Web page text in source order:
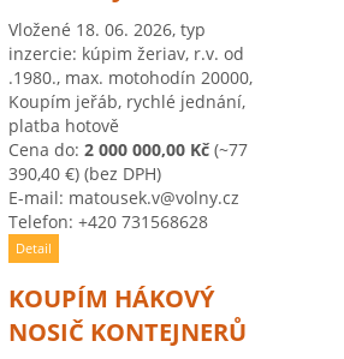
Vložené 18. 06. 2026, typ
inzercie: kúpim žeriav, r.v. od
.1980., max. motohodín 20000,
Koupím jeřáb, rychlé jednání,
platba hotově
Cena do: 2 000 000,00 Kč (~77
390,40 €) (bez DPH)
E-mail: matousek.v@volny.cz
Telefon: +420 731568628
Detail
KOUPÍM HÁKOVÝ
NOSIČ KONTEJNERŮ